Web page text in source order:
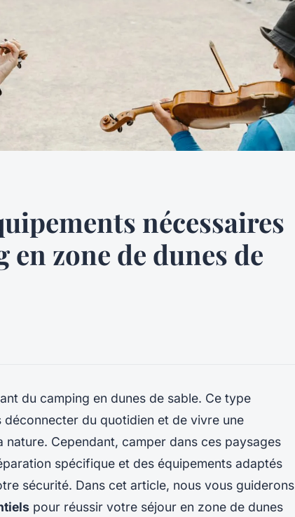
nécessaires
zone de dunes de
du camping en dunes de sable. Ce type
du quotidien et de vivre une
Cependant, camper dans ces paysages
spécifique et des équipements adaptés
sécurité. Dans cet article, nous vous guiderons
pour réussir votre séjour en zone de dunes